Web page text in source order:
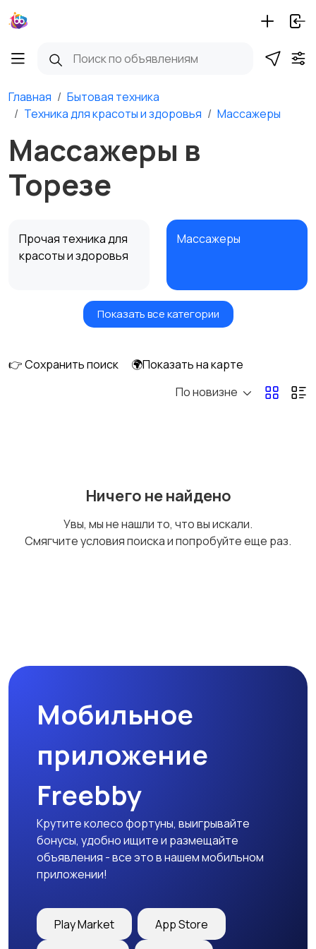
Главная
Бытовая техника
Техника для красоты и здоровья
Массажеры
Массажеры в
Торезе
Прочая техника для
красоты и здоровья
Массажеры
Фены и стайлеры Напольные весы
Бритвы и эпиляторы
Показать все категории
👉 Сохранить поиск
🌍Показать на карте
По новизне
Ничего не найдено
Увы, мы не нашли то, что вы искали.
Смягчите условия поиска и попробуйте еще раз.
Мобильное
приложение
Freebby
Крутите колесо фортуны, выигрывайте
бонусы, удобно ищите и размещайте
объявления - все это в нашем мобильном
приложении!
Play Market App Store